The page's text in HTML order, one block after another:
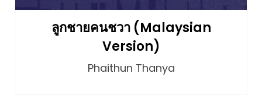
ลูกชายคนชวา (Malaysian
Version)
Phaithun Thanya